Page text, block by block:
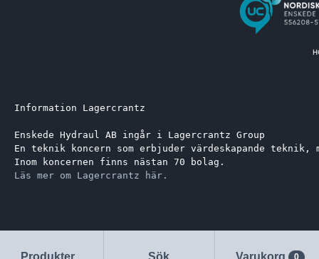
Produkter Sök Varukorg
Information Lagercrantz
Enskede Hydraul AB ingår i Lagercrantz Group
En teknik koncern som erbjuder värdeskapande
Inom koncernen finns nästan 70 bolag.
Läs mer om Lagercrantz här.